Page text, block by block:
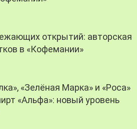
открытий: авторская
в «Кофемании»
«Зелёная Марка» и «Роса»
«Альфа»: новый уровень